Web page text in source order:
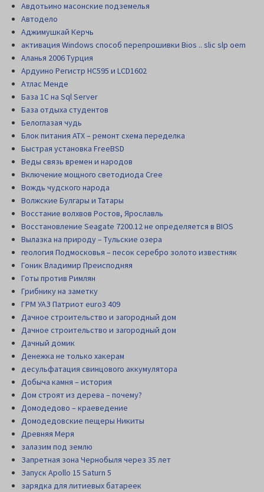
Авдотьино масонские подземелья
Автодело
Аджимушкай Керчь
активация Windows способ перепрошивки Bios .. slic slp oem
Аланья 2006 Турция
Ардуино Регистр НС595 и LCD1602
Атлас Менде
База 1С на Sql Server
База отдыха студентов
Белоглазая чудь
Блок питания АТХ – ремонт схема переделка
Быстрая установка FreeBSD
Веды связь времен и народов
Включение мощного светодиода Cree
Вождь чудского народа
Волжские Булгары и Татары
Восстание волхвов Ростов, Ярославль
Восстановление Seagate 7200.12 не определяется в BIOS
Вылазка на природу – Тульские озера
геология Подмосковья – песок серебро золото известняк
Гоник Владимир Преисподняя
Готы против Римлян
Грибнику на заметку
ГРМ УАЗ Патриот euro3 409
Дачное строительство и загородный дом
Дачное строительство и загородный дом
Дачный домик
Денежка не только хакерам
десульфатация свинцового аккумулятора
Добыча камня – история
Дом строят из дерева – почему?
Домодедово – краеведение
Домодедовские пещеры Никиты
Древняя Меря
залазим под землю
Запретная зона Чернобыля через 35 лет
Запуск Apollo 15 Saturn 5
зарядка для литиевых батареек